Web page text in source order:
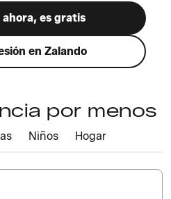
es gratis
en Zalando
por menos
Niños Hogar